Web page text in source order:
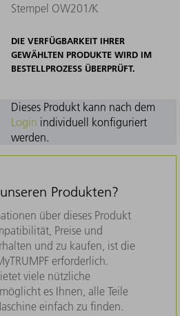
Stempel OW201/K
DIE VERFÜGBARKEIT IHRER
GEWÄHLTEN PRODUKTE WIRD IM
BESTELLPROZESS ÜBERPRÜFT.
Dieses Produkt kann nach dem
Login individuell konfiguriert
werden.
Produkten?
über dieses Produkt
Preise und
und zu kaufen, ist die
erforderlich.
viele nützliche
es Ihnen, alle Teile
einfach zu finden.